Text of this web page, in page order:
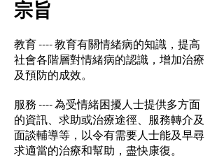
宗旨
教育 ---- 教育有關情緒病的知識，提高
社會各階層對情緒病的認識，增加治療
及預防的成效。
服務 ---- 為受情緒困擾人士提供多方面
的資訊、求助或治療途徑、服務轉介及
面談輔導等，以令有需要人士能及早尋
求適當的治療和幫助，盡快康復。